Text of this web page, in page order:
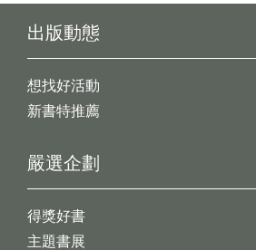
出版動態
想找好活動
新書特推薦
嚴選企劃
得獎好書
主題書展